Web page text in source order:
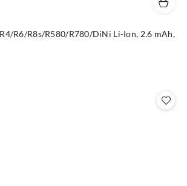
R6/R8s/R580/R780/DiNi Li-Ion, 2.6 mAh,